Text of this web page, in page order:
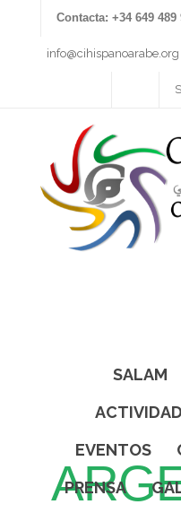
Contacta: +34 649 489
info@cihispanoarabe.org
SALAM
EVENTOS
PRENSA